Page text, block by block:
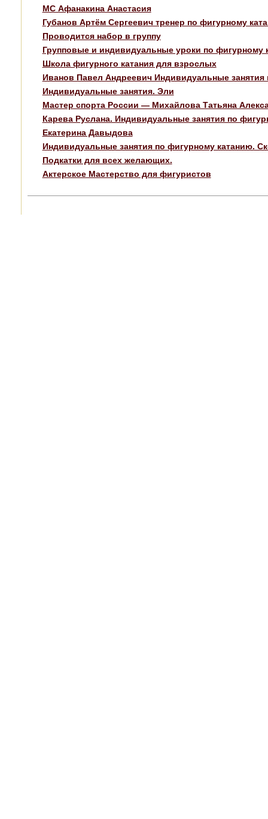
МС Афанакина Анастасия
Губанов Артём Сергеевич тренер по фигурному
Проводится набор в группу
Групповые и индивидуальные уроки по фигурному
Школа фигурного катания для взрослых
Иванов Павел Андреевич Индивидуальные занятия
Индивидуальные занятия. Эли
Мастер спорта России — Михайлова Татьяна
Карева Руслана. Индивидуальные занятия по
Екатерина Давыдова
Индивидуальные занятия по фигурному катанию.
Подкатки для всех желающих.
Актерское Мастерство для фигуристов